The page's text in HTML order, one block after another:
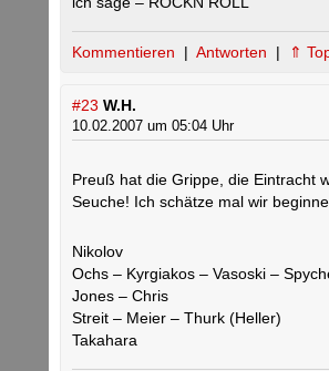
Kommentieren | Antworten | ⇑
#23 W.H.
10.02.2007 um 05:04 Uhr
Preuß hat die Grippe, die Eintracht
Seuche! Ich schätze mal wir
Nikolov
Ochs – Kyrgiakos – Vasoski –
Jones – Chris
Streit – Meier – Thurk (Heller)
Takahara